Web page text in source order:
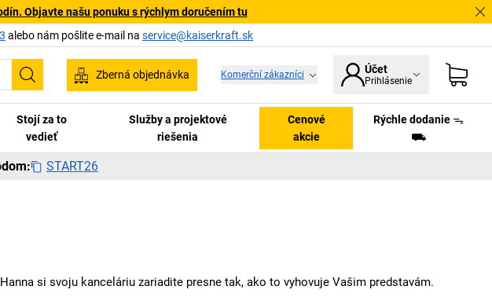
Objavte našu ponuku s rýchlym doručením tu
alebo nám pošlite e-mail na service@kaiserkraft.sk
Vyhľadávanie
Zberná objednávka Komerční zákazníci Účet
Prihlásenie
Stojí za to
vedieť
Služby a projektové
riešenia
Cenové
akcie
Rýchle dodanie ᯓ
⛟
START26
si svoju kanceláriu zariadite presne tak, ako to vyhovuje Vašim predstavám.